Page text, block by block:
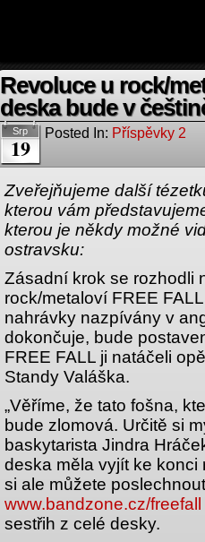
Revoluce u rock/
deska bude v
Srp
19
Posted In: Příspěvky 2
Zveřejňujeme další
kterou vám
kterou je někdy možné
ostravsku:
Zásadní krok se rozhodli
rock/metaloví FREE
nahrávky nazpívány v
dokončuje, bude
FREE FALL ji natáčeli
Standy Valáška.
„Věříme, že tato fošna,
bude zlomová. Určitě si
baskytarista Jindra
deska měla vyjít ke
si ale můžete
www.bandzone.cz/freefall
sestřih z celé desky.